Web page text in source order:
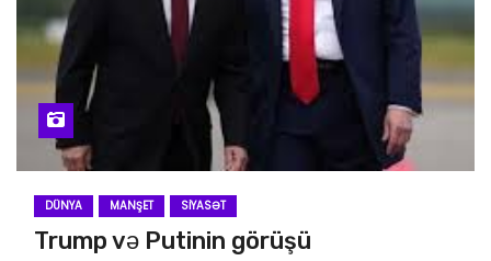
DÜNYA MANŞET SIYASƏT
Trump və Putinin görüşü